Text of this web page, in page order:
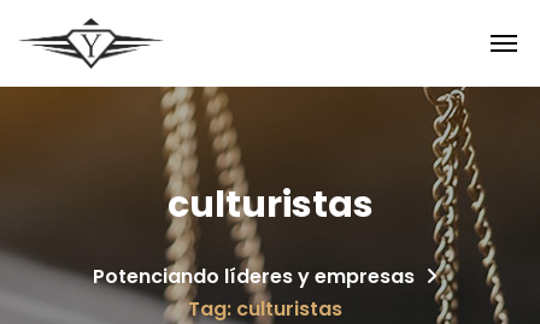
culturistas
Potenciando líderes y empresas
Tag: culturistas